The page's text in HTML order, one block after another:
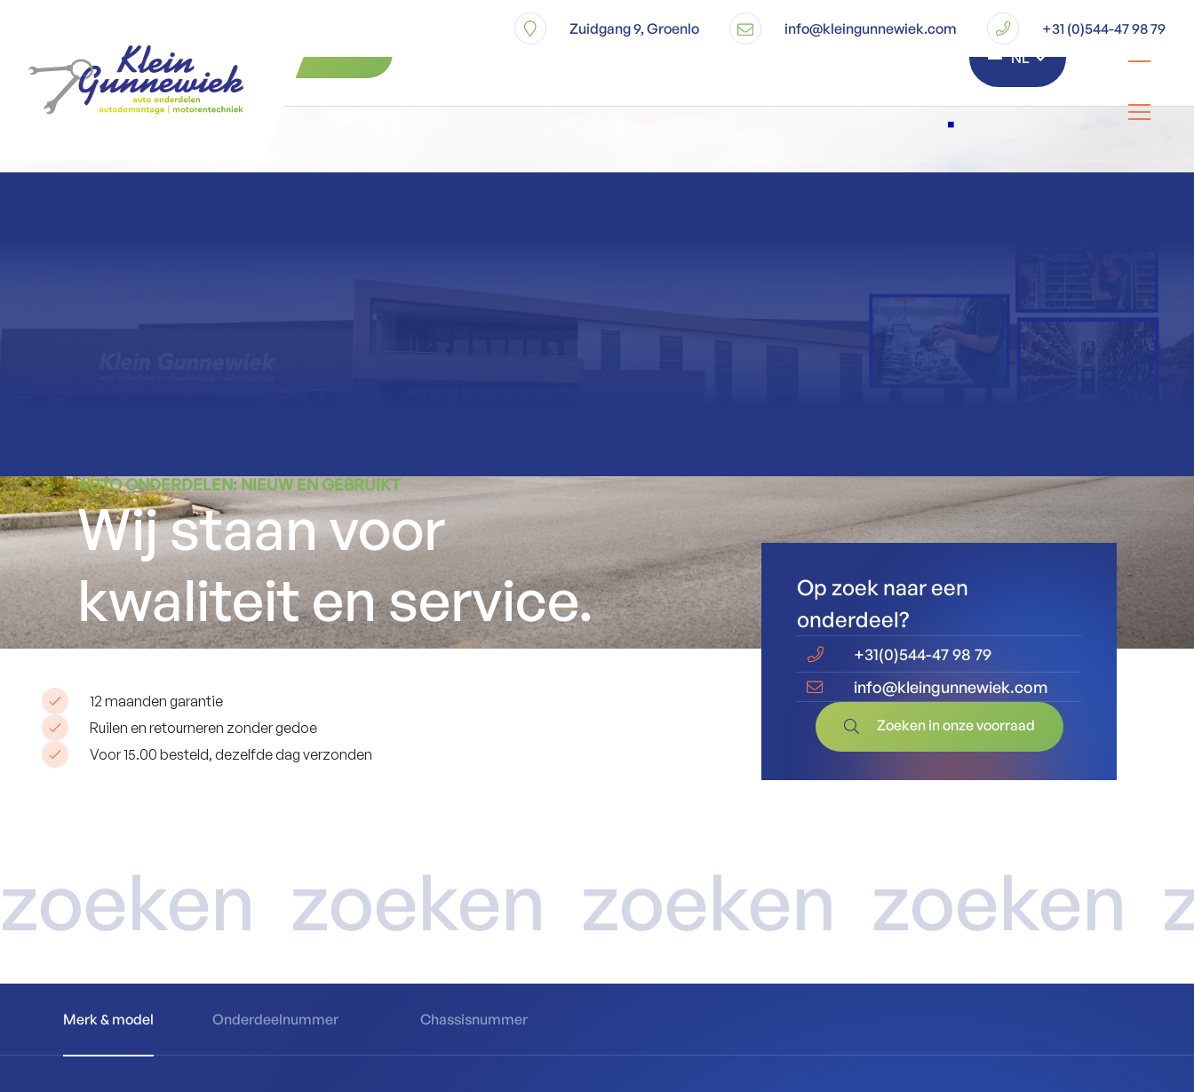
NL
Zuidgang 9, Groenlo info@kleingunnewiek.com +31 (0)544-47 98 79
AUTO ONDERDELEN: NIEUW EN GEBRUIKT
Wij staan voor
kwaliteit en service.
Op zoek naar een
onderdeel?
+31(0)544-47 98 79
info@kleingunnewiek.com
Zoeken inonzevoorraad
12 maanden garantie
Ruilen en retourneren zonder gedoe
Voor 15.00 besteld, dezelfde dag verzonden
zoeken zoeken zoeken zoeken
Merk & model Onderdeelnummer Chassisnummer